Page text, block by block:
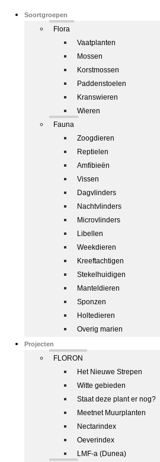
Soortgroepen
Flora
Vaatplanten
Mossen
Korstmossen
Paddenstoelen
Kranswieren
Wieren
Fauna
Zoogdieren
Reptielen
Amfibieën
Vissen
Dagvlinders
Nachtvlinders
Microvlinders
Libellen
Weekdieren
Kreeftachtigen
Stekelhuidigen
Manteldieren
Sponzen
Holtedieren
Overig marien
Projecten
FLORON
Het Nieuwe Strepen
Witte gebieden
Staat deze plant er nog?
Meetnet Muurplanten
Nectarindex
Oeverindex
LMF-a (Dunea)